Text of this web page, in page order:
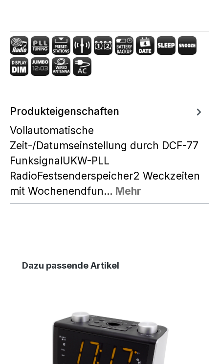
Produkteigenschaften
Vollautomatische
Zeit-/Datumseinstellung durch DCF-77
FunksignalUKW-PLL
RadioFestsenderspeicher2 Weckzeiten
mit Wochenendfun… Mehr
Produktgalerie überspringen
Dazu passende Artikel